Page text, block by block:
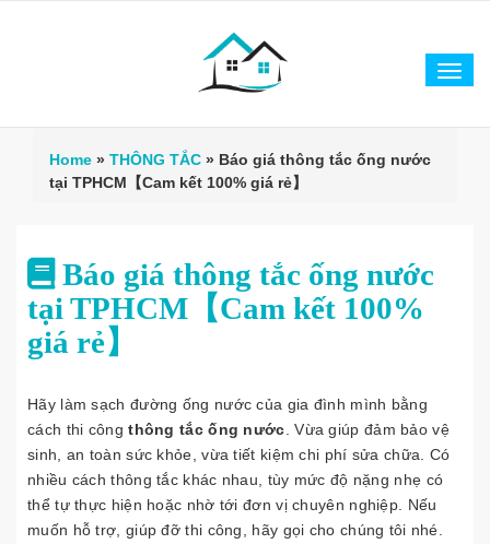
Home » THÔNG TẮC » Báo giá thông tắc ống nước
tại TPHCM【Cam kết 100% giá rẻ】
Báo giá thông tắc ống nước
tại TPHCM【Cam kết 100%
giá rẻ】
Hãy làm sạch đường ống nước của gia đình mình bằng
cách thi côngthông tắc ống nước . Vừa giúp đảm bảo vệ
sinh, an toàn sức khỏe, vừa tiết kiệm chi phí sửa chữa. Có
nhiều cách thông tắc khác nhau, tùy mức độ nặng nhẹ có
thể tự thực hiện hoặc nhờ tới đơn vị chuyên nghiệp. Nếu
muốn hỗ trợ, giúp đỡ thi công, hãy gọi cho chúng tôi nhé.